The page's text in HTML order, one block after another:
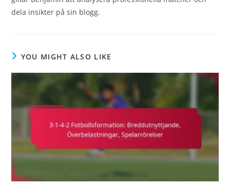
dela insikter på sin blogg.
YOU MIGHT ALSO LIKE